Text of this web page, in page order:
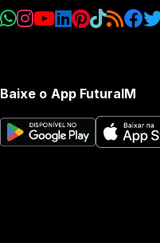
Baixe o App FuturaIM